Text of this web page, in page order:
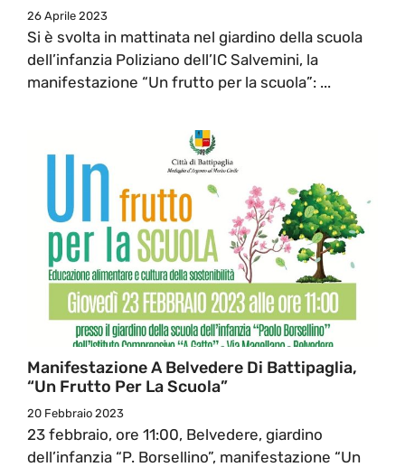
26 Aprile 2023
Si è svolta in mattinata nel giardino della scuola
dell’infanzia Poliziano dell’IC Salvemini, la
manifestazione “Un frutto per la scuola”: ...
Manifestazione A Belvedere Di Battipaglia,
“Un Frutto Per La Scuola”
20 Febbraio 2023
23 febbraio, ore 11:00, Belvedere, giardino
dell’infanzia “P. Borsellino”, manifestazione “Un